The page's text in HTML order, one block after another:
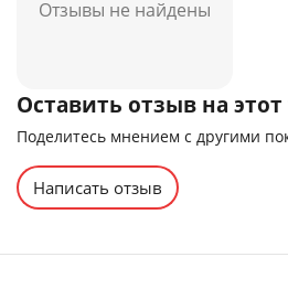
Отзывы не найдены
Оставить отзыв на этот
Поделитесь мнением с другими
Написать отзыв